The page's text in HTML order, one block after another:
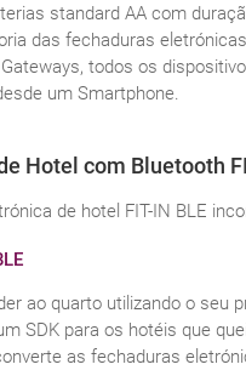
standard AA com
das fechaduras
todos os
um Smartphone.
Hotel com Bluetooth
de hotel FIT-IN BLE
ao quarto utilizando o seu
SDK para os hotéis que
as fechaduras